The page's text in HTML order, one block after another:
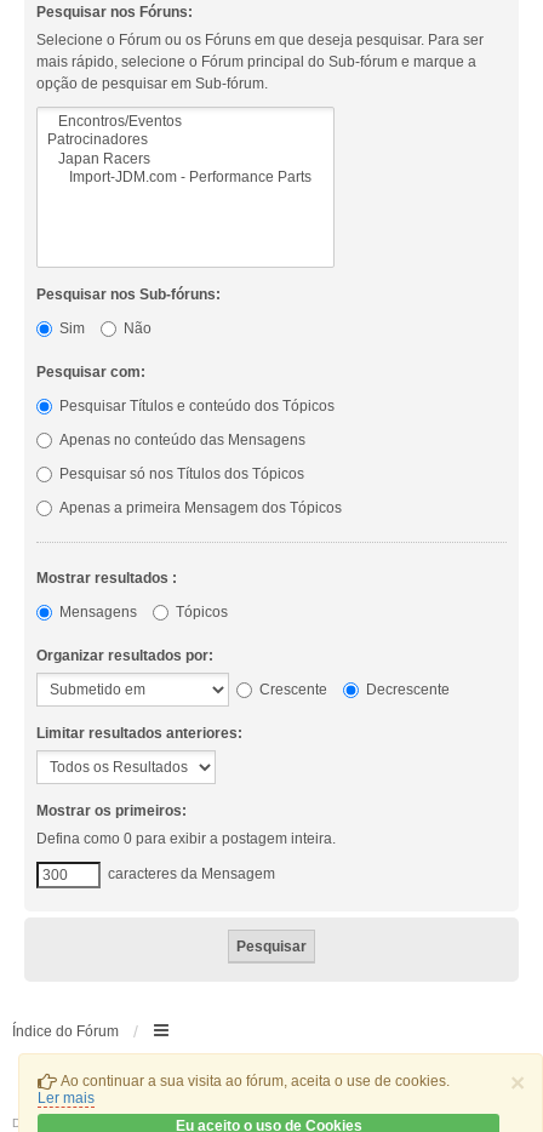
×
Ao continuar a sua visita ao fórum, aceita o use de cookies.
Ler mais
Eu aceito o uso de Cookies
Pesquisar nos Fóruns:
Selecione o Fórum ou os Fóruns em que deseja pesquisar. Para ser
mais rápido, selecione o Fórum principal do Sub-fórum e marque a
opção de pesquisar em Sub-fórum.
Pesquisar nos Sub-fóruns:
Sim
Não
Pesquisar com:
Pesquisar Títulos e conteúdo dos Tópicos
Apenas no conteúdo das Mensagens
Pesquisar só nos Títulos dos Tópicos
Apenas a primeira Mensagem dos Tópicos
Mostrar resultados :
Mensagens
Tópicos
Organizar resultados por:
Crescente
Decrescente
Limitar resultados anteriores:
Mostrar os primeiros:
Defina como 0 para exibir a postagem inteira.
caracteres da Mensagem
Índice do Fórum
Desenvolvido por ® Forum Software © phpBB Limited